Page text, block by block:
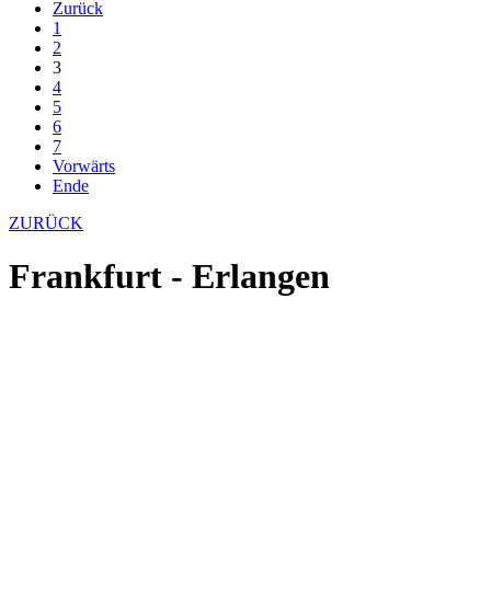
Zurück
1
2
3
4
5
6
7
Vorwärts
Ende
ZURÜCK
Frankfurt - Erlangen